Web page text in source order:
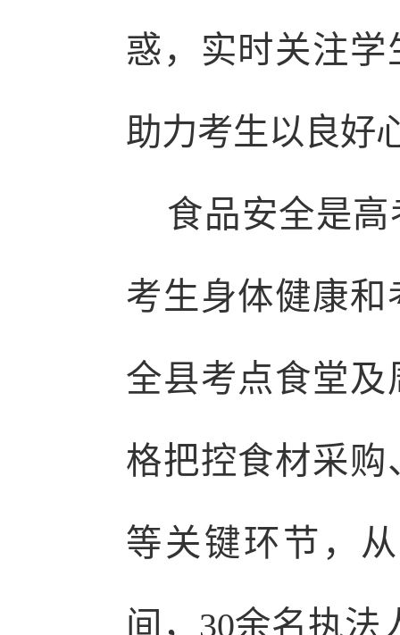
惑，实时关注
助力考生以良好
食品安全是高
考生身体健康
全县考点食堂
格把控食材采
等关键环节，
间，30余名执法